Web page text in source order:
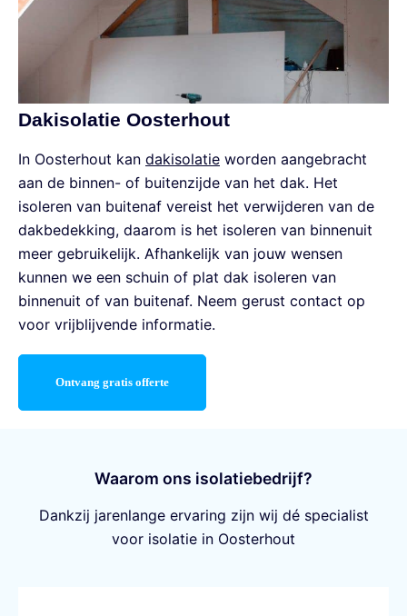
Dakisolatie Oosterhout
In Oosterhout kan dakisolatie worden aangebracht
aan de binnen- of buitenzijde van het dak. Het
isoleren van buitenaf vereist het verwijderen van de
dakbedekking, daarom is het isoleren van binnenuit
meer gebruikelijk. Afhankelijk van jouw wensen
kunnen we een schuin of plat dak isoleren van
binnenuit of van buitenaf. Neem gerust contact op
voor vrijblijvende informatie.
Ontvang gratis offerte
Waarom ons isolatiebedrijf?
Dankzij jarenlange ervaring zijn wij dé specialist
voor isolatie in Oosterhout